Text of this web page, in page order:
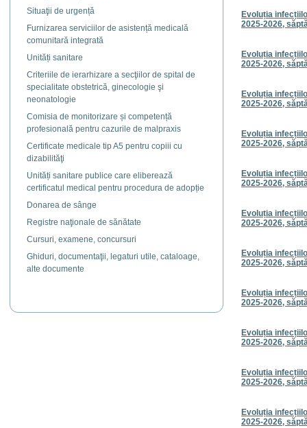
Situaţii de urgență
Furnizarea serviciilor de asistență medicală
comunitară integrată
Unități sanitare
Criteriile de ierarhizare a secţiilor de spital de
specialitate obstetrică, ginecologie şi
neonatologie
Comisia de monitorizare și competență
profesională pentru cazurile de malpraxis
Certificate medicale tip A5 pentru copiii cu
dizabilităţi
Unități sanitare publice care eliberează
certificatul medical pentru procedura de adopție
Donarea de sânge
Registre naţionale de sănătate
Cursuri, examene, concursuri
Ghiduri, documentaţii, legaturi utile, cataloage,
alte documente
Evoluția
2025-2026,
Evoluția
2025-2026,
Evoluția
2025-2026,
Evoluția
2025-2026,
Evoluția
2025-2026,
Evoluția
2025-2026,
Evoluția
2025-2026,
Evoluția
2025-2026,
Evoluția
2025-2026,
Evoluția
2025-2026,
Evoluția
2025-2026,